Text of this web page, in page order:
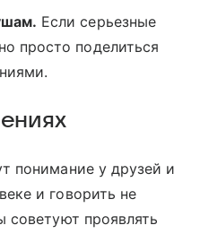
Если серьезные
просто поделиться
понимание у друзей и
и говорить не
советуют проявлять